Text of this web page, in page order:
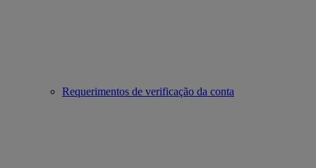
Requerimentos de verificação da conta